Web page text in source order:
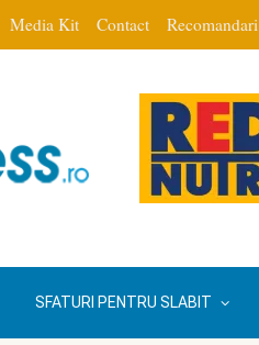
Media Kit Contact Recomandari
SFATURI PENTRU SLABIT